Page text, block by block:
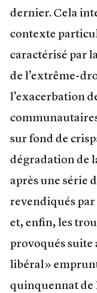
dernier. Cela
contexte
caractérisé par
de l’extrême-
l’exacerbation
sur fond de
dégradation de
après une série
revendiqués
et, enfin, les
provoqués suite
libéral»
quinquennat de